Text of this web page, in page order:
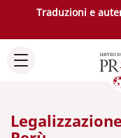
Traduzioni e